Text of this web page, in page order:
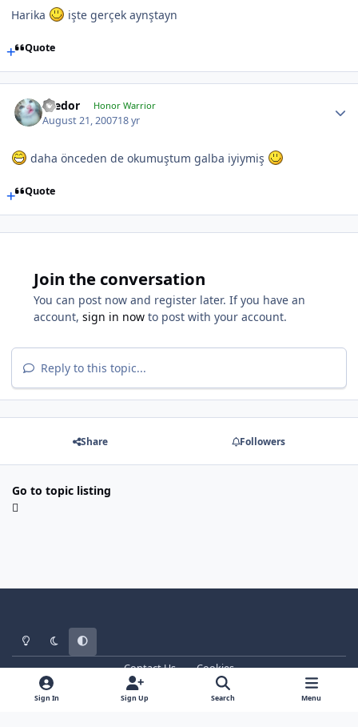
Harika işte gerçek aynştayn
Quote
Teedor Honor Warrior
August 21, 200718 yr
daha önceden de okumuştum galba iyiymiş
Quote
Join the conversation
You can post now and register later. If you have an
account, sign in now to post with your account.
Reply to this topic...
Share Followers
Go to topic listing
Light ModeDark ModeSystem Preference
Contact Us
Cookies
WT - http://www.ebattle.net
Powered byInvision Community
Sign In Sign Up Search Menu